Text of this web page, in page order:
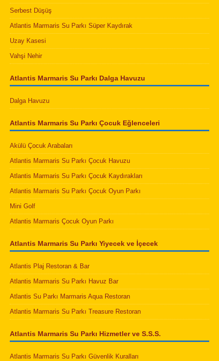
Serbest Düşüş
Atlantis Marmaris Su Parkı Süper Kaydırak
Uzay Kasesi
Vahşi Nehir
Atlantis Marmaris Su Parkı Dalga Havuzu
Dalga Havuzu
Atlantis Marmaris Su Parkı Çocuk Eğlenceleri
Akülü Çocuk Arabaları
Atlantis Marmaris Su Parkı Çocuk Havuzu
Atlantis Marmaris Su Parkı Çocuk Kaydırakları
Atlantis Marmaris Su Parkı Çocuk Oyun Parkı
Mini Golf
Atlantis Marmaris Çocuk Oyun Parkı
Atlantis Marmaris Su Parkı Yiyecek ve İçecek
Atlantis Plaj Restoran & Bar
Atlantis Marmaris Su Parkı Havuz Bar
Atlantis Su Parkı Marmaris Aqua Restoran
Atlantis Marmaris Su Parkı Treasure Restoran
Atlantis Marmaris Su Parkı Hizmetler ve S.S.S.
Atlantis Marmaris Su Parkı Güvenlik Kuralları